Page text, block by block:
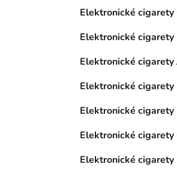
Elektronické cigarety
Elektronické cigarety
Elektronické cigarety
Elektronické cigarety
Elektronické cigarety
Elektronické cigarety
Elektronické cigarety